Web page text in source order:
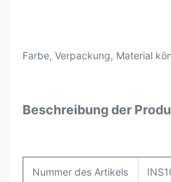
Farbe, Verpackung, Material
Beschreibung der
Nummer des Artikels